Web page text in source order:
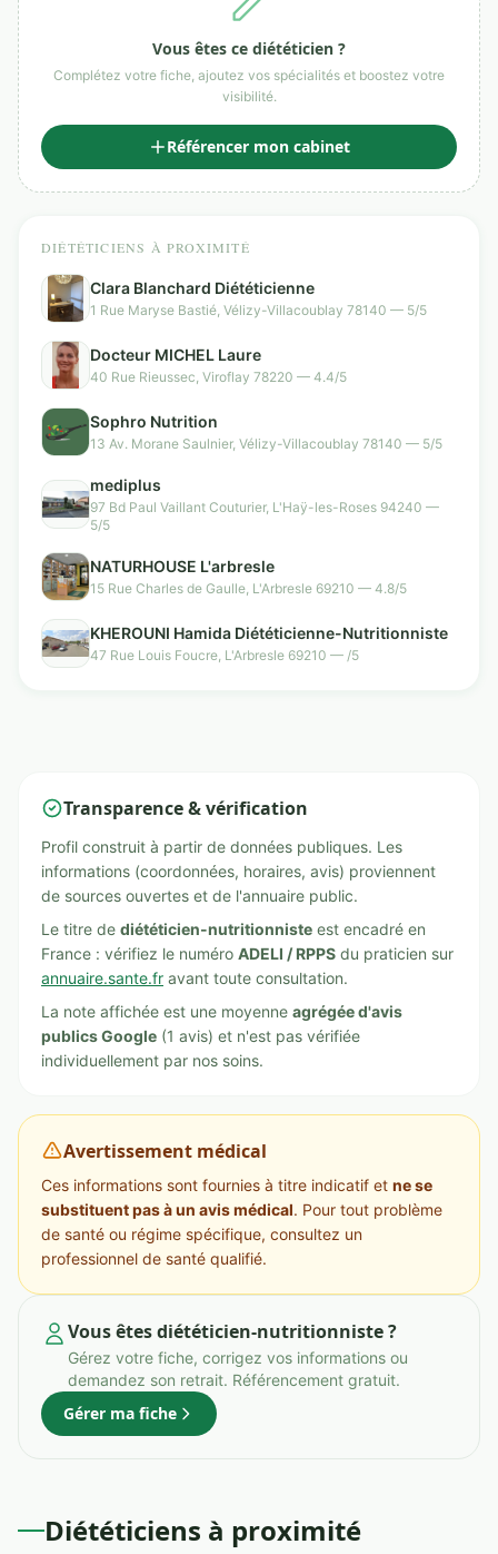
Vous êtes ce diététicien ?
Complétez votre fiche, ajoutez vos spécialités et boostez votre
visibilité.
Référencer mon cabinet
DIÉTÉTICIENS À PROXIMITÉ
Clara Blanchard Diététicienne
1 Rue Maryse Bastié, Vélizy-Villacoublay 78140 — 5/5
Docteur MICHEL Laure
40 Rue Rieussec, Viroflay 78220 — 4.4/5
Sophro Nutrition
13 Av. Morane Saulnier, Vélizy-Villacoublay 78140 — 5/5
mediplus
97 Bd Paul Vaillant Couturier, L'Haÿ-les-Roses 94240 —
5/5
NATURHOUSE L'arbresle
15 Rue Charles de Gaulle, L'Arbresle 69210 — 4.8/5
KHEROUNI Hamida Diététicienne-Nutritionniste
47 Rue Louis Foucre, L'Arbresle 69210 — /5
Transparence & vérification
Profil construit à partir de données publiques. Les
informations (coordonnées, horaires, avis) proviennent
de sources ouvertes et de l'annuaire public.
Le titre de diététicien-nutritionniste est encadré en
France : vérifiez le numéro ADELI / RPPS du praticien sur
annuaire.sante.fr avant toute consultation.
La note affichée est une moyenne agrégée d'avis
publics Google (1 avis) et n'est pas vérifiée
individuellement par nos soins.
Avertissement médical
Ces informations sont fournies à titre indicatif et ne se
substituent pas à un avis médical. Pour tout problème
de santé ou régime spécifique, consultez un
professionnel de santé qualifié.
Vous êtes diététicien-nutritionniste ?
Gérez votre fiche, corrigez vos informations ou
demandez son retrait. Référencement gratuit.
Gérer ma fiche
Diététiciens à proximité